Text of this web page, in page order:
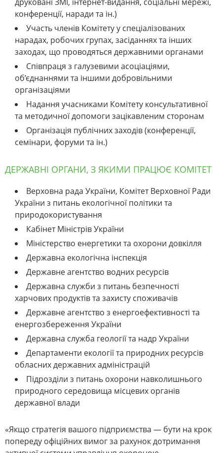
друковані ЗМІ, інтернет-видання, соціальні мережі,
конференції, наради та ін.)
Участь членів Комітету у спеціалізованих
нарадах, робочих групах, засіданнях та інших
заходах, що проводяться державними органами
Співпраця з галузевими асоціаціями,
об’єднаннями та іншими добровільними
організаціями
Надання учасниками Комітету консультативної
та методичної допомоги зацікавленим сторонам
Організація публічних заходів (конференції,
семінари, форуми та ін.)
ДЕРЖАВНІ ОРГАНИ, З ЯКИМИ ПРАЦЮЄ КОМІТЕТ
Верховна рада України, Комітет Верховної Ради
України з питань екологічної політики та
природокористування
Кабінет Міністрів України
Міністерство енергетики та охорони довкілля
Державна екологічна інспекція
Державне агентство водних ресурсів
Державна служби з питань безпечності
харчових продуктів та захисту споживачів
Державне агентство з енергоефективності та
енергозбереження України
Державна служба геології та надр України
Департаменти екології та природних ресурсів
обласних державних адміністрацій
Підрозділи з питань охорони навколишнього
природного середовища місцевих органів
державної влади
«Якщо стратегія вашого підприємства — бути на крок
попереду офіційних вимог за рахунок дотримання